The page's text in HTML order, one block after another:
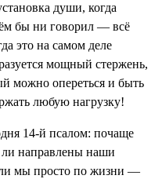
души, когда
бы ни говорил — всё
это на самом деле
мощный стержень,
можно опереться и быть
любую нагрузку!
14-й псалом: почаще
ли направлены наши
мы просто по жизни —